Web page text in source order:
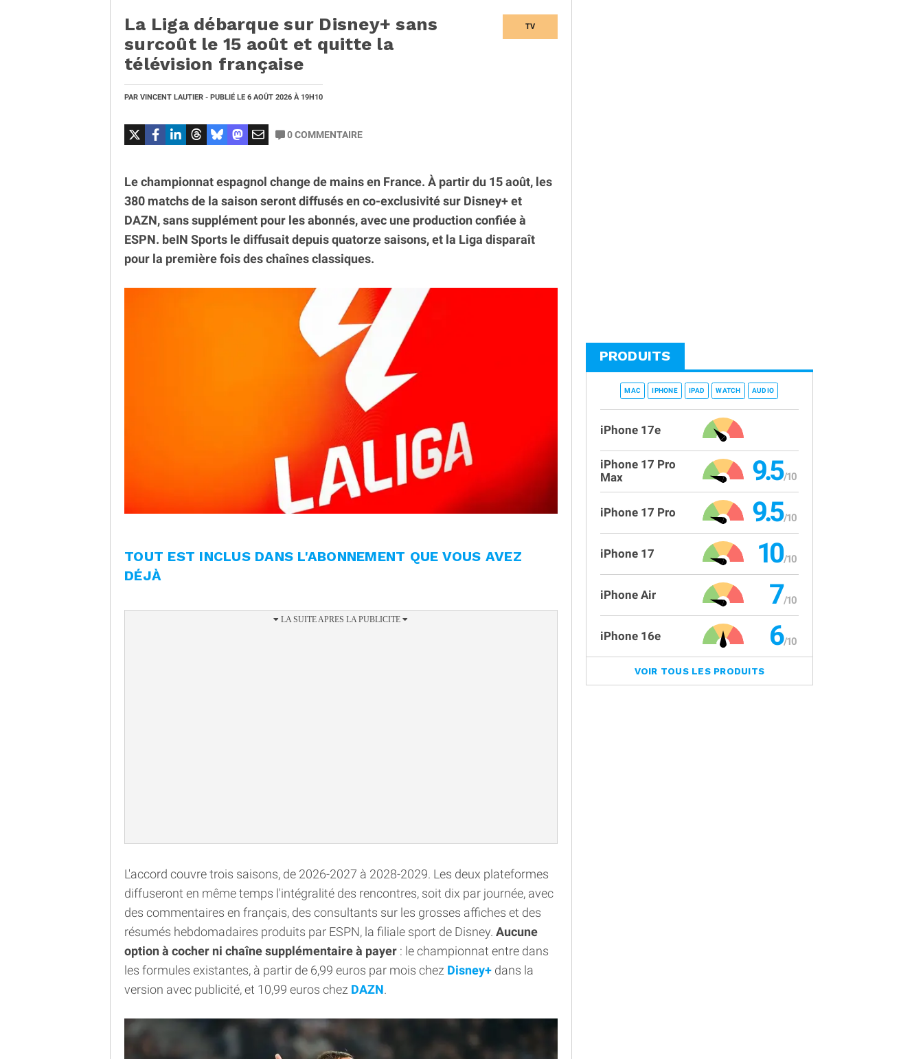
TV
La Liga débarque sur Disney+ sans
surcoût le 15 août et quitte la
télévision française
PAR VINCENT LAUTIER - PUBLIÉ LE 6 AOÛT 2026 À 19H10
0COMMENTAIRE
Le championnat espagnol change de mains en France. À partir du 15 août, les
380 matchs de la saison seront diffusés en co-exclusivité sur Disney+ et
DAZN, sans supplément pour les abonnés, avec une production confiée à
ESPN. beIN Sports le diffusait depuis quatorze saisons, et la Liga disparaît
pour la première fois des chaînes classiques.
TOUT EST INCLUS DANS L'ABONNEMENT QUE VOUS AVEZ
DÉJÀ
L'accord couvre trois saisons, de 2026-2027 à 2028-2029. Les deux plateformes
diffuseront en même temps l'intégralité des rencontres, soit dix par journée, avec
des commentaires en français, des consultants sur les grosses affiches et des
résumés hebdomadaires produits par ESPN, la filiale sport de Disney. Aucune
option à cocher ni chaîne supplémentaire à payer : le championnat entre dans
les formules existantes, à partir de 6,99 euros par mois chez Disney+ dans la
version avec publicité, et 10,99 euros chez DAZN.
PRODUITS
MAC IPHONE IPAD WATCH AUDIO
iPhone 17e
iPhone 17 Pro
Max
9.5
iPhone 17 Pro 9.5
iPhone 17 10
iPhone Air 7
iPhone 16e 6
VOIR TOUS LES PRODUITS